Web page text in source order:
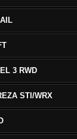
3 RWD
STI/WRX